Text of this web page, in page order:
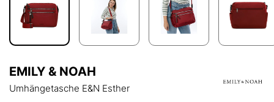
EMILY & NOAH
Umhängetasche E&N Esther